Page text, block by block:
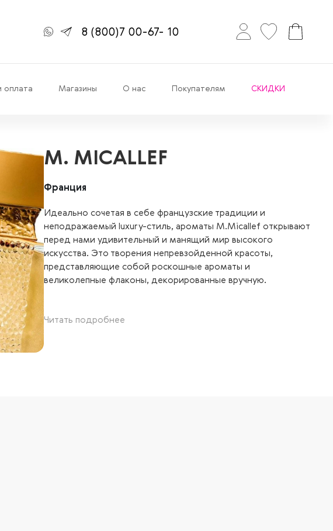
8(800)7 00-67- 10
оплата Магазины О нас Покупателям СКИДКИ
M. MICALLEF
Франция
Идеально сочетая в себе французские традиции и
неподражаемый luxury-стиль, ароматы M.Micallef открывают
перед нами удивительный и манящий мир высокого
искусства. Это творения непревзойденной красоты,
представляющие собой роскошные ароматы и
великолепные флаконы, декорированные вручную.
Читать подробнее